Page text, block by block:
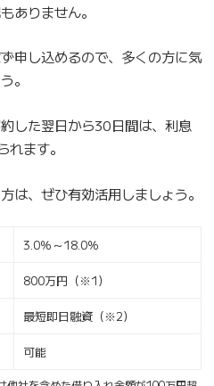
ありません。
申し込めるので、多くの方に気
。
した翌日から30日間は、利息
ます。
は、ぜひ有効活用しましょう。
3.0％～18.0％
800万円（※1）
最短即日融資（※2）
可能